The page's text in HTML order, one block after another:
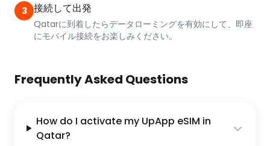
3 接続して出発
Qatarに到着したらデータローミングを有効にして、即座
にモバイル接続をお楽しみください。
Frequently Asked Questions
How do I activate my UpApp eSIM in
Qatar?